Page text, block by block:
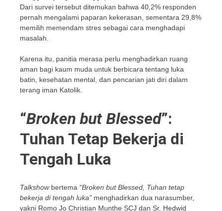
Dari survei tersebut ditemukan bahwa 40,2% responden
pernah mengalami paparan kekerasan, sementara 29,8%
memilih memendam stres sebagai cara menghadapi
masalah.
Karena itu, panitia merasa perlu menghadirkan ruang
aman bagi kaum muda untuk berbicara tentang luka
batin, kesehatan mental, dan pencarian jati diri dalam
terang iman Katolik.
“Broken but Blessed”:
Tuhan Tetap Bekerja di
Tengah Luka
Talkshowbertema “Broken but Blessed, Tuhan tetap
bekerja di tengah luka” menghadirkan dua narasumber,
yakni Romo Jo Christian Munthe SCJ dan Sr. Hedwid